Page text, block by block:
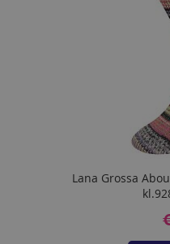
Lana Grossa